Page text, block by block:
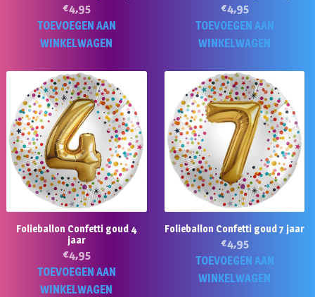
€4,95
TOEVOEGEN AAN
WINKELWAGEN
€4,95
TOEVOEGEN AAN
WINKELWAGEN
Folieballon Confetti goud 4
jaar
€4,95
TOEVOEGEN AAN
WINKELWAGEN
Folieballon Confetti goud 7 jaar
€4,95
TOEVOEGEN AAN
WINKELWAGEN